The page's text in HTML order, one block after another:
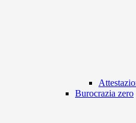
Burocrazia zero